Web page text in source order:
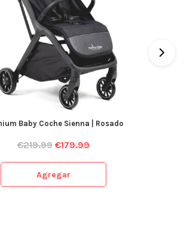
Baby Coche Sienna | Rosado
€219.99 €179.99
Agregar